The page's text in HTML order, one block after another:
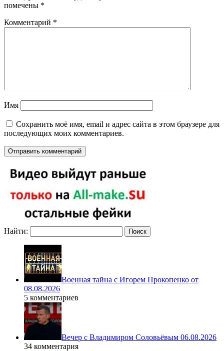
помечены *
Комментарий *
Имя
Сохранить моё имя, email и адрес сайта в этом браузере для
последующих моих комментариев.
Найти:
Военная тайна с Игорем Прокопенко от
08.08.2026
5 комментариев
Вечер с Владимиром Соловьёвым 06.08.2026
34 комментария